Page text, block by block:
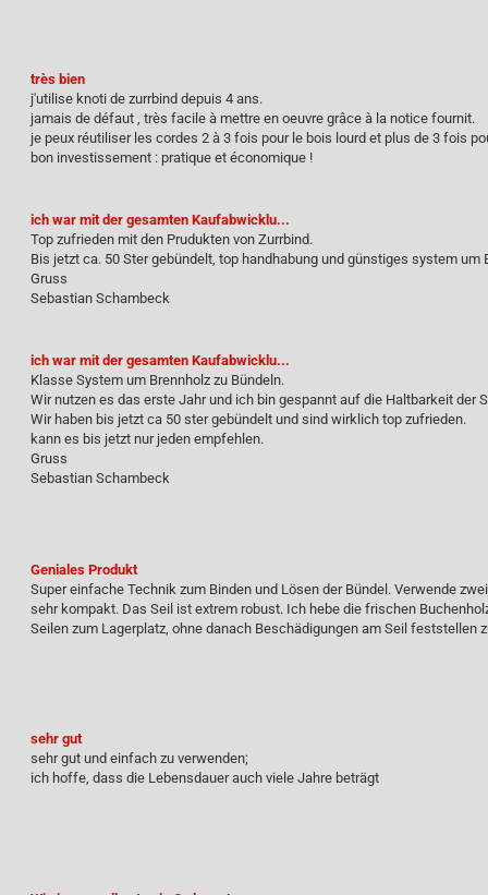
très bien
j'utilise knoti de zurrbind depuis 4 ans.
jamais de défaut , très facile à mettre en oeuvre grâce à la notice fournit.
je peux réutiliser les cordes 2 à 3 fois pour le bois lourd et plus de 3 fois
bon investissement : pratique et économique !
ich war mit der gesamten Kaufabwicklu...
Top zufrieden mit den Prudukten von Zurrbind.
Bis jetzt ca. 50 Ster gebündelt, top handhabung und günstiges system um
Gruss
Sebastian Schambeck
ich war mit der gesamten Kaufabwicklu...
Klasse System um Brennholz zu Bündeln.
Wir nutzen es das erste Jahr und ich bin gespannt auf die Haltbarkeit der
Wir haben bis jetzt ca 50 ster gebündelt und sind wirklich top zufrieden.
kann es bis jetzt nur jeden empfehlen.
Gruss
Sebastian Schambeck
Geniales Produkt
Super einfache Technik zum Binden und Lösen der Bündel. Verwende
sehr kompakt. Das Seil ist extrem robust. Ich hebe die frischen
Seilen zum Lagerplatz, ohne danach Beschädigungen am Seil feststellen
sehr gut
sehr gut und einfach zu verwenden;
ich hoffe, dass die Lebensdauer auch viele Jahre beträgt